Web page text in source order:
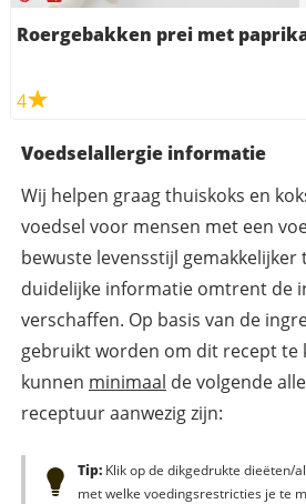
Roergebakken prei met
4
Voedselallergie informatie
Wij helpen graag thuiskoks en
voedsel voor mensen met een
bewuste levensstijl
duidelijke informatie omtrent de
verschaffen. Op basis van de
gebruikt worden om dit recept te
kunnen minimaal de volgende
receptuur aanwezig zijn:
Tip:Klik op de dikgedrukte dieëten/
met welke voedingsrestricties je te